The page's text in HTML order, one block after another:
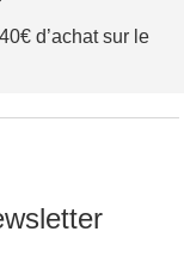
d’achat sur le